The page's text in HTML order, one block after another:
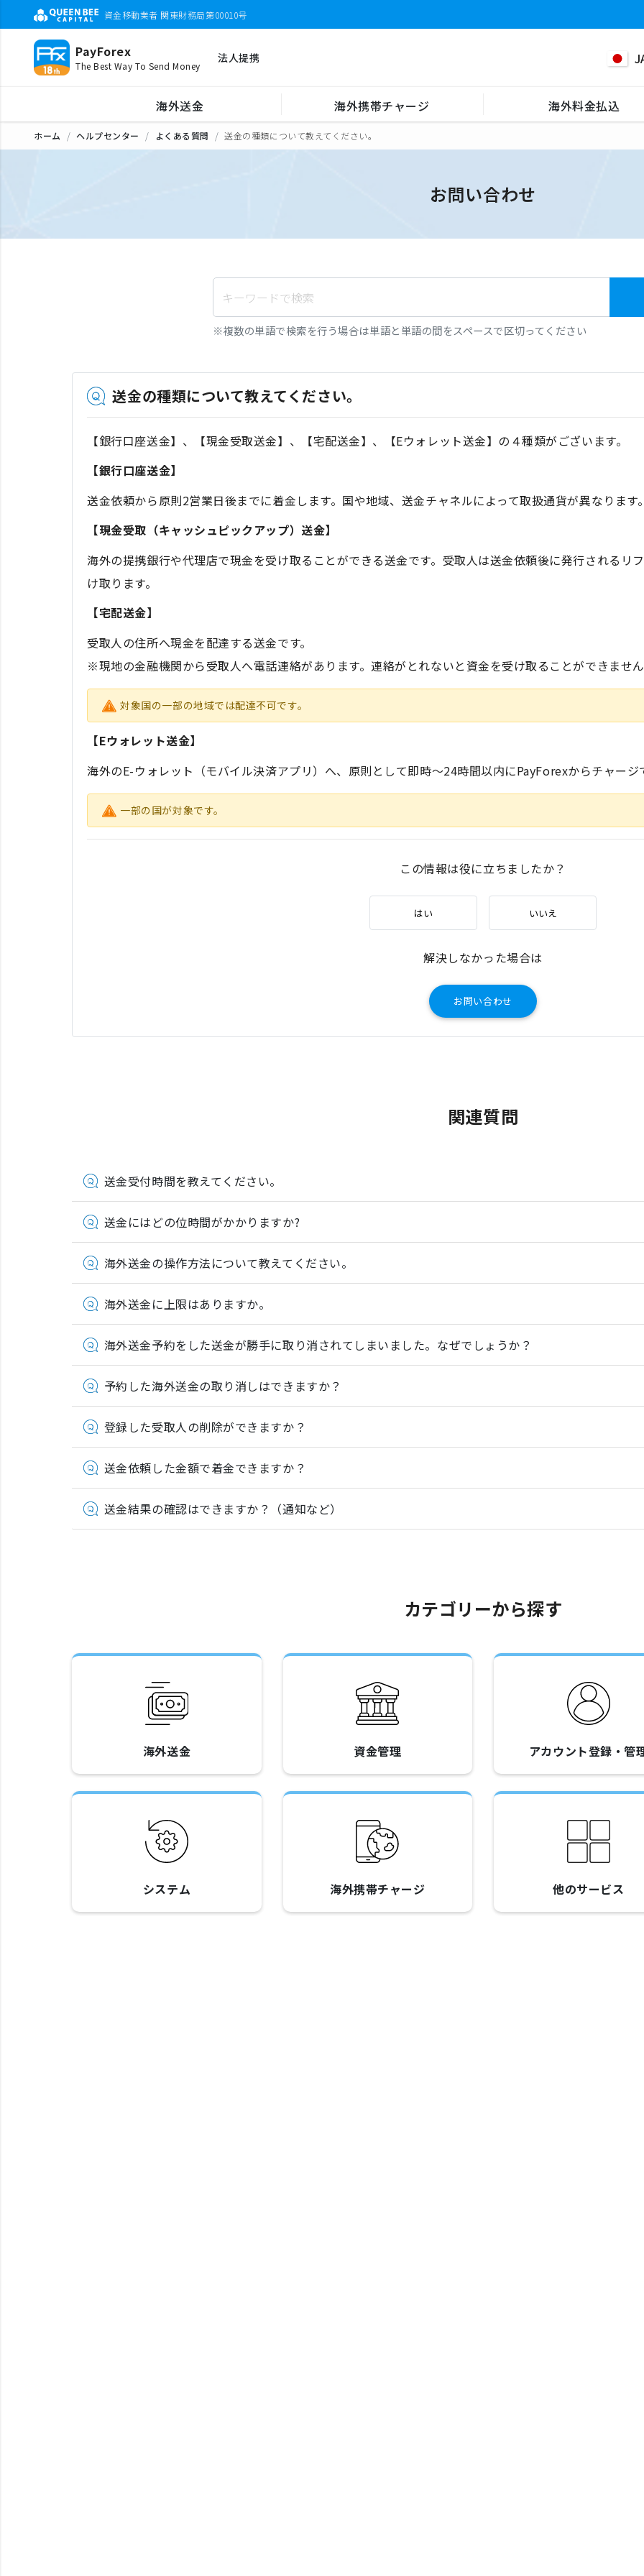
資金移動業者 関東財務局第00010号
PayForex
The Best Way To Send Money
法人提携
海外送金 海外携帯チャージ 海外料金払込
ホーム ヘルプセンター よくある質問 送金の種類について教えてください。
お問い合わせ
※複数の単語で検索を行う場合は単語と単語の間をスペースで区切ってください
送金の種類について教えてください。
【銀行口座送金】、【現金受取送金】、【宅配送金】、【Eウォレット送金】の４種類がございます。
【銀行口座送金】
送金依頼から原則2営業日後までに着金します。国や地域、送金チャネルによって取扱通貨が異なります。
【現金受取（キャッシュピックアップ）送金】
海外の提携銀行や代理店で現金を受け取ることができる送金です。受取人は送金依頼後に発行されるリ
け取ります。
【宅配送金】
受取人の住所へ現金を配達する送金です。
※現地の金融機関から受取人へ電話連絡があります。連絡がとれないと資金を受け取ることができません
対象国の一部の地域では配達不可です。
【Eウォレット送金】
海外のE-ウォレット（モバイル決済アプリ）へ、原則として即時～24時間以内にPayForexからチャージ
一部の国が対象です。
この情報は役に立ちましたか？
はい いいえ
解決しなかった場合は
お問い合わせ
関連質問
送金受付時間を教えてください。
送金にはどの位時間がかかりますか?
海外送金の操作方法について教えてください。
海外送金に上限はありますか。
海外送金予約をした送金が勝手に取り消されてしまいました。なぜでしょうか？
予約した海外送金の取り消しはできますか？
登録した受取人の削除ができますか？
送金依頼した金額で着金できますか？
送金結果の確認はできますか？（通知など）
カテゴリーから探す
海外送金 資金管理 アカウント登録・管
システム 海外携帯チャージ 他のサービス